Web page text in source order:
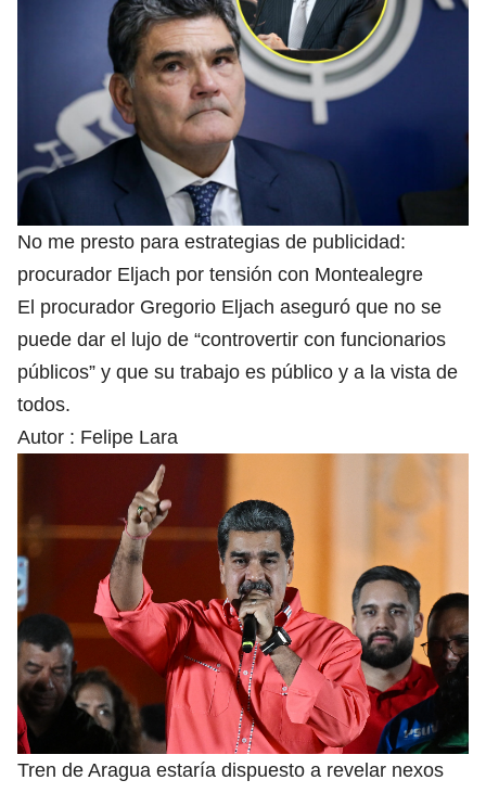
No me presto para estrategias de publicidad:
procurador Eljach por tensión con Montealegre
El procurador Gregorio Eljach aseguró que no se
puede dar el lujo de “controvertir con funcionarios
públicos” y que su trabajo es público y a la vista de
todos.
Autor : Felipe Lara
Tren de Aragua estaría dispuesto a revelar nexos